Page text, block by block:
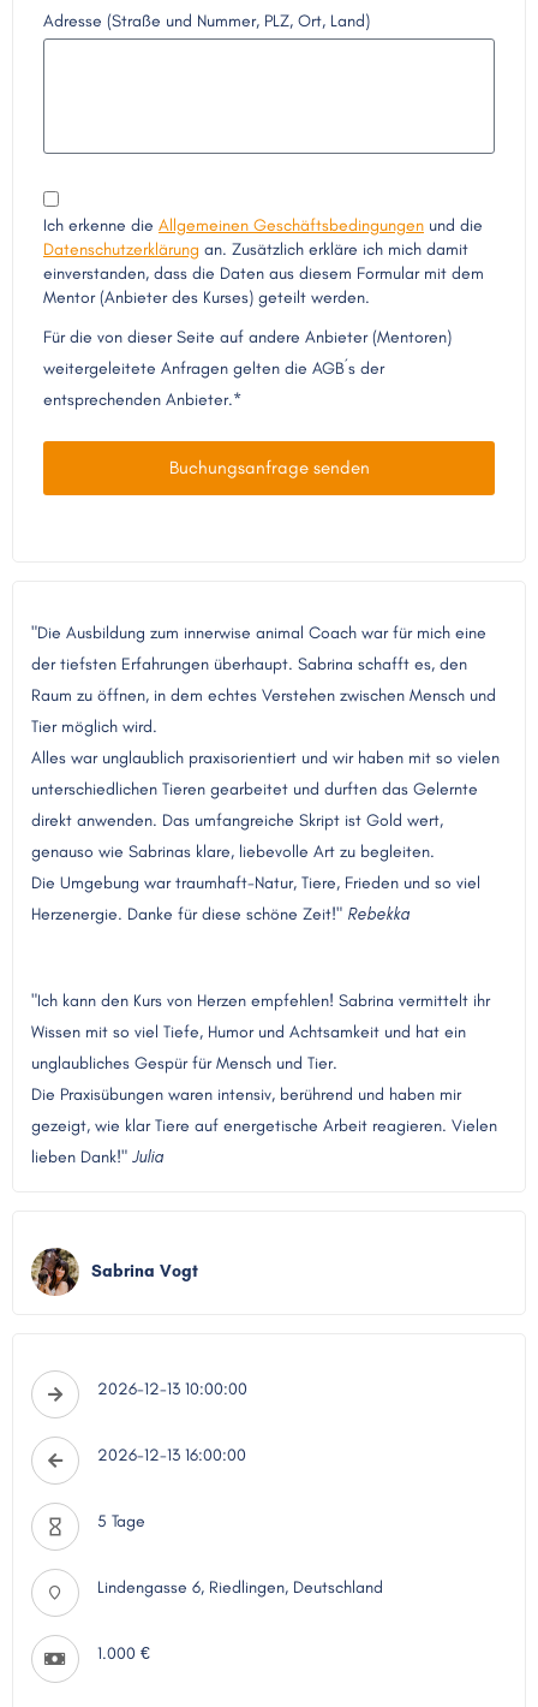
Adresse (Straße und Nummer, PLZ, Ort, Land)
Ich erkenne die Allgemeinen Geschäftsbedingungen und die
Datenschutzerklärung an. Zusätzlich erkläre ich mich damit
einverstanden, dass die Daten aus diesem Formular mit dem
Mentor (Anbieter des Kurses) geteilt werden.
Für die von dieser Seite auf andere Anbieter (Mentoren)
weitergeleitete Anfragen gelten die AGB´s der
entsprechenden Anbieter.*
Buchungsanfrage senden
"Die Ausbildung zum innerwise animal Coach war für mich eine
der tiefsten Erfahrungen überhaupt. Sabrina schafft es, den
Raum zu öffnen, in dem echtes Verstehen zwischen Mensch und
Tier möglich wird.
Alles war unglaublich praxisorientiert und wir haben mit so vielen
unterschiedlichen Tieren gearbeitet und durften das Gelernte
direkt anwenden. Das umfangreiche Skript ist Gold wert,
genauso wie Sabrinas klare, liebevolle Art zu begleiten.
Die Umgebung war traumhaft-Natur, Tiere, Frieden und so viel
Herzenergie. Danke für diese schöne Zeit!" Rebekka
"Ich kann den Kurs von Herzen empfehlen! Sabrina vermittelt ihr
Wissen mit so viel Tiefe, Humor und Achtsamkeit und hat ein
unglaubliches Gespür für Mensch und Tier.
Die Praxisübungen waren intensiv, berührend und haben mir
gezeigt, wie klar Tiere auf energetische Arbeit reagieren. Vielen
lieben Dank!" Julia
Sabrina Vogt
2026-12-13 10:00:00
2026-12-13 16:00:00
5 Tage
Lindengasse 6, Riedlingen, Deutschland
1.000 €